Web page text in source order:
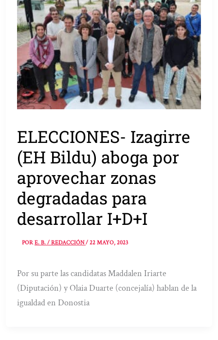
ELECCIONES- Izagirre
(EH Bildu) aboga por
aprovechar zonas
degradadas para
desarrollar I+D+I
PORE. B. / REDACCIÓN/22 MAYO, 2023
Por su parte las candidatas Maddalen Iriarte
(Diputación) y Olaia Duarte (concejalía) hablan de la
igualdad en Donostia